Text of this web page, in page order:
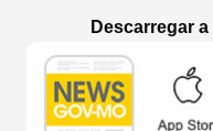
Descarregar